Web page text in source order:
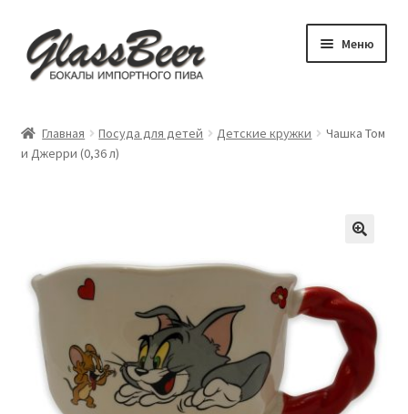
Перейти
к
навигации
Перейти
к
содержимому
Меню
Аксессуары
Бокал под заказ
Главная Посуда для детей Детские кружки
Чашка Том
и Джерри (0,36 л)